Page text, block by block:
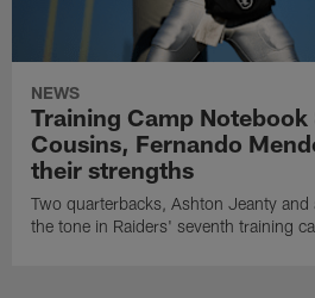
NEWS
Training Camp
Cousins, Fernando
their strengths
Two quarterbacks, Ashton Jeanty
the tone in Raiders' seventh training